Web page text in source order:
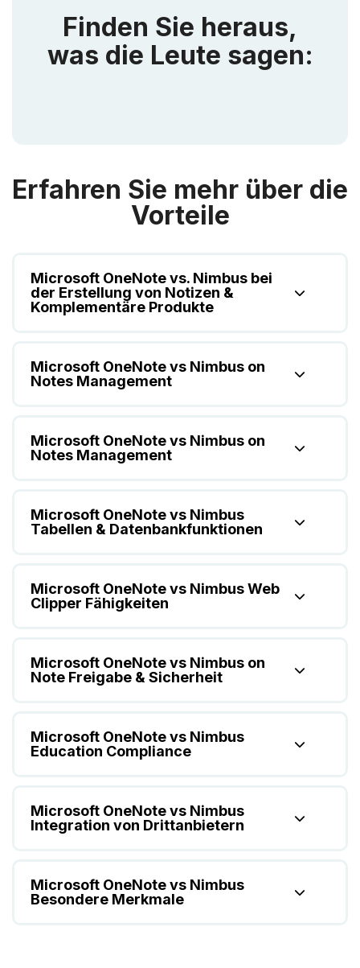
Finden Sie heraus,
was die Leute sagen:
Erfahren Sie mehr über die
Vorteile
Microsoft OneNote vs. Nimbus bei
der Erstellung von Notizen &
Komplementäre Produkte
Microsoft OneNote vs Nimbus on
Notes Management
Microsoft OneNote vs Nimbus on
Notes Management
Microsoft OneNote vs Nimbus
Tabellen & Datenbankfunktionen
Microsoft OneNote vs Nimbus Web
Clipper Fähigkeiten
Microsoft OneNote vs Nimbus on
Note Freigabe & Sicherheit
Microsoft OneNote vs Nimbus
Education Compliance
Microsoft OneNote vs Nimbus
Integration von Drittanbietern
Microsoft OneNote vs Nimbus
Besondere Merkmale